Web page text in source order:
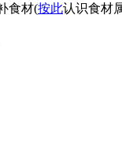
食材(按此认识食材